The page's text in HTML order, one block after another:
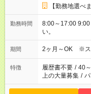
【勤務地選べ
勤務時間
8:00～17:00
い。
期間 2ヶ月～OK ※ス
特徴 履歴書不要 / 40
上の大量募集 /